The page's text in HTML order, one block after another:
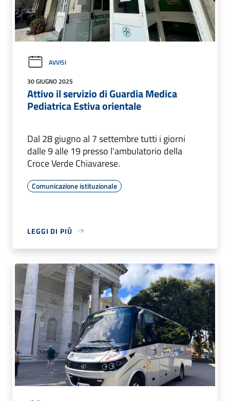
AVVISI
30 GIUGNO 2025
Attivo il servizio di Guardia Medica
Pediatrica Estiva orientale
Dal 28 giugno al 7 settembre tutti i giorni
dalle 9 alle 19 presso l'ambulatorio della
Croce Verde Chiavarese.
Comunicazione istituzionale
LEGGI DI PIÙ